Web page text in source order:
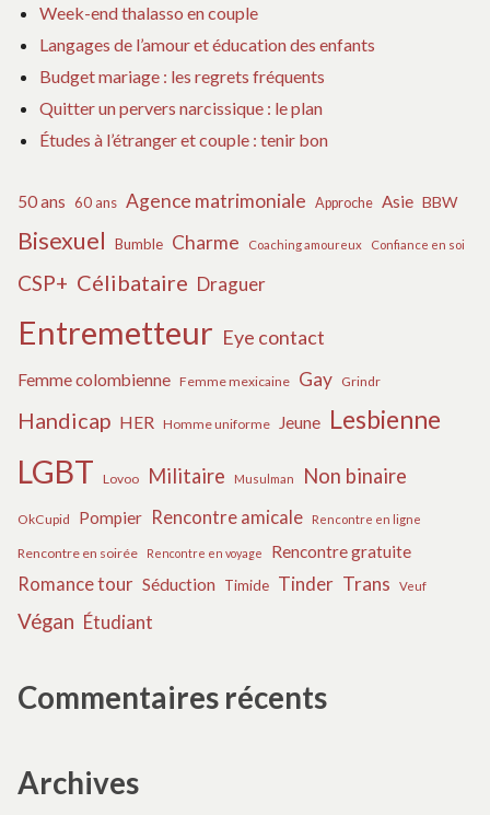
Week-end thalasso en couple
Langages de l’amour et éducation des enfants
Budget mariage : les regrets fréquents
Quitter un pervers narcissique : le plan
Études à l’étranger et couple : tenir bon
50 ans 60 ans Agence matrimoniale Approche Asie BBW
Bisexuel Bumble Charme Coaching amoureux Confiance en soi
CSP+ Célibataire Draguer
Entremetteur Eye contact
Femme colombienne Femme mexicaine Gay Grindr
Handicap HER Homme uniforme Jeune Lesbienne
LGBT Lovoo Militaire Musulman Non binaire
OkCupid Pompier Rencontre amicale Rencontre en ligne
Rencontre en soirée Rencontre en voyage Rencontre gratuite
Romance tour Séduction Timide Tinder Trans Veuf
Végan Étudiant
Commentaires récents
Archives